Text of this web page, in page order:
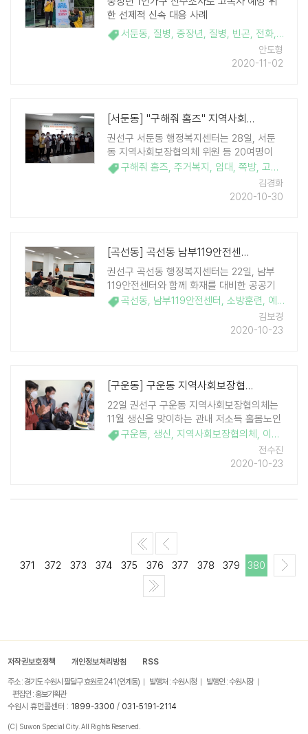
한 선제적 신속 대응 사례
서둔동, 질병, 중장년, 질병, 빈곤, 전화, 우편
안도형
2020-11-02
[서둔동] "구해줘 홈즈" 지역사회보장협의체 주거복지 역량강화 교육
권선구 서둔동 행정복지센터는 28일, 서둔
동 지역사회보장협의체 위원 등 20여명이
참석한 가운데 '생애 맞춤형 지역 협치 주거
사다리' 역량강화교육을 실시했다. 이번 교육
은 수원시 지속가능도시재단 주거복지지원
구해줘 홈즈, 주거복지 , 임대, 쪽방, 고시원
김경화
2020-10-30
[곡선동] 곡선동 남부119안전센터와 공공기관 합동소방훈련
권선구 곡선동 행정복지센터는 22일, 남부
119안전센터와 함께 화재를 대비한 공공기
관 합동소방훈련을 실시했다. 이번 소방훈련
은 남부119안전센터 참관 하에 동주민센터
직원 및 사회복무요원, 예비군동대 등 청사
곡선동, 남부119안전센터 , 소방훈련, 예비군동대
김보경
2020-10-23
[구운동] 구운동 지역사회보장협의체 '홀몸어르신 생시상 차려드리기' 추진
22일 권선구 구운동 지역사회보장협의체는
11월 생신을 맞이하는 관내 저소득 홀몸노인
3가구를 방문하여 생신상을 차려드렸다. 구
운동 지역사회보장협의체는 2016년부터 지
속적으로 생신이 도래한 홀로 사는 노인들의
구운동, 생신, 지역사회보장협의체 , 이웃돕기
전수진
2020-10-23
371 372 373 374 375 376 377 378 379 380
저작권보호정책 개인정보처리방침 RSS
주소 : 경기도 수원시 팔달구 효원로 241 (인계동) 발행처 : 수원시청
발행인 : 수원시장
편집인 : 홍보기획관
수원시 휴먼콜센터 : 1899-3300 / 031-5191-2114
(C) Suwon Special City. All Rights Reserved.